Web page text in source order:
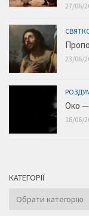
27/06/
23/06/
Око —
18/06/
КАТЕГОРІЇ
Категорії